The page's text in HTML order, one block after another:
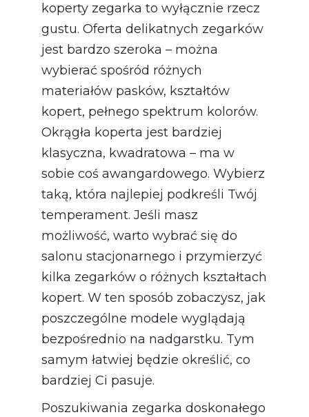
koperty zegarka to wyłącznie rzecz
gustu. Oferta delikatnych zegarków
jest bardzo szeroka – można
wybierać spośród różnych
materiałów pasków, kształtów
kopert, pełnego spektrum kolorów.
Okrągła koperta jest bardziej
klasyczna, kwadratowa – ma w
sobie coś awangardowego. Wybierz
taką, która najlepiej podkreśli Twój
temperament. Jeśli masz
możliwość, warto wybrać się do
salonu stacjonarnego i przymierzyć
kilka zegarków o różnych kształtach
kopert. W ten sposób zobaczysz, jak
poszczególne modele wyglądają
bezpośrednio na nadgarstku. Tym
samym łatwiej będzie określić, co
bardziej Ci pasuje.
Poszukiwania zegarka doskonałego